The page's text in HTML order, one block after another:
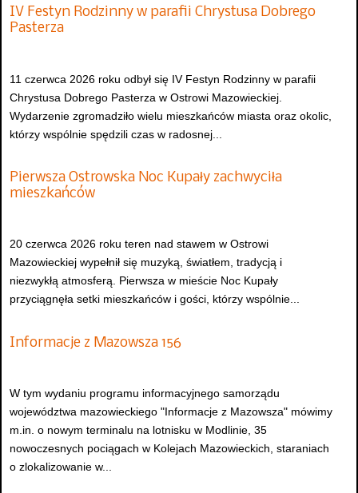
IV Festyn Rodzinny w parafii Chrystusa Dobrego
Pasterza
11 czerwca 2026 roku odbył się IV Festyn Rodzinny w parafii
Chrystusa Dobrego Pasterza w Ostrowi Mazowieckiej.
Wydarzenie zgromadziło wielu mieszkańców miasta oraz okolic,
którzy wspólnie spędzili czas w radosnej...
Pierwsza Ostrowska Noc Kupały zachwyciła
mieszkańców
20 czerwca 2026 roku teren nad stawem w Ostrowi
Mazowieckiej wypełnił się muzyką, światłem, tradycją i
niezwykłą atmosferą. Pierwsza w mieście Noc Kupały
przyciągnęła setki mieszkańców i gości, którzy wspólnie...
Informacje z Mazowsza 156
W tym wydaniu programu informacyjnego samorządu
województwa mazowieckiego "Informacje z Mazowsza" mówimy
m.in. o nowym terminalu na lotnisku w Modlinie, 35
nowoczesnych pociągach w Kolejach Mazowieckich, staraniach
o zlokalizowanie w...